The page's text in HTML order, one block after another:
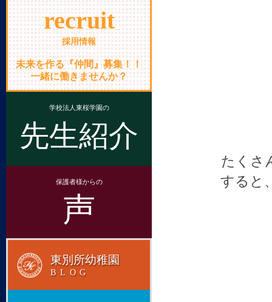
たくさ
すると
recruit
採用情報
未来を作る『仲間』募集！！
一緒に働きませんか？
学校法人東桜学園の
先生紹介
保護者様からの
声
東別所幼稚園
BLOG